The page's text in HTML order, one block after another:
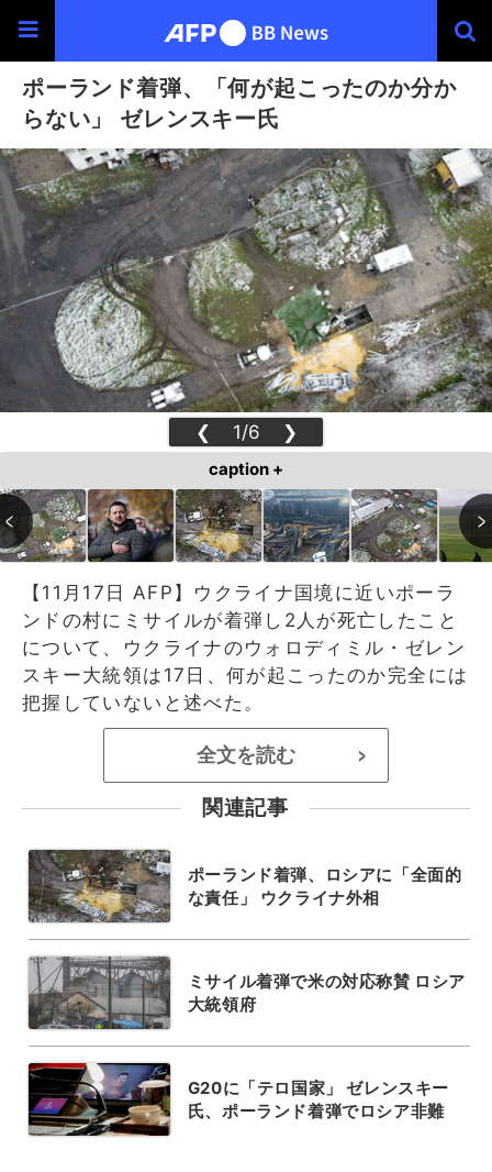
ポーランド着弾、「何が起こったのか分か
らない」 ゼレンスキー氏
❮ 1/6 ❯
caption +
【11月17日 AFP】ウクライナ国境に近いポーラ
ンドの村にミサイルが着弾し2人が死亡したこと
について、ウクライナのウォロディミル・ゼレン
スキー大統領は17日、何が起こったのか完全には
把握していないと述べた。
全文を読む >
関連記事
ポーランド着弾、ロシアに「全面的
な責任」 ウクライナ外相
ミサイル着弾で米の対応称賛 ロシア
大統領府
G20に「テロ国家」 ゼレンスキー
氏、ポーランド着弾でロシア非難